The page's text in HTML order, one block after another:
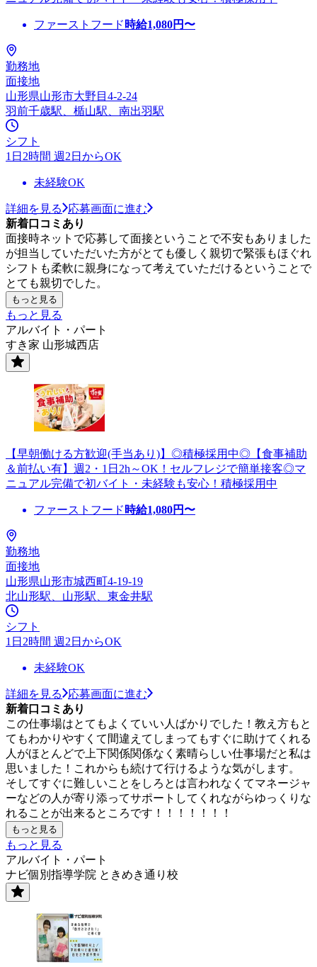
ファーストフード 時給1,080円〜
勤務地
面接地
山形県山形市大野目4-2-24
羽前千歳駅、楯山駅、南出羽駅
シフト
1日2時間 週2日からOK
未経験OK
詳細を見る
応募画面に進む
新着口コミあり
面接時ネットで応募して面接ということで不安もありました
が担当していただいた方がとても優しく親切で緊張もほぐれ
シフトも柔軟に親身になって考えていただけるということで
とても親切でした。
もっと見る
もっと見る
アルバイト・パート
すき家 山形城西店
【早朝働ける方歓迎(手当あり)】◎積極採用中◎【食事補助
＆前払い有】週2・1日2h～OK！セルフレジで簡単接客◎マ
ニュアル完備で初バイト・未経験も安心！積極採用中
ファーストフード 時給1,080円〜
勤務地
面接地
山形県山形市城西町4-19-19
北山形駅、山形駅、東金井駅
シフト
1日2時間 週2日からOK
未経験OK
詳細を見る
応募画面に進む
新着口コミあり
この仕事場はとてもよくていい人ばかりでした！教え方もと
てもわかりやすくて間違えてしまってもすぐに助けてくれる
人がほとんどで上下関係関係なく素晴らしい仕事場だと私は
思いました！これからも続けて行けるような気がします。
そしてすぐに難しいことをしろとは言われなくてマネージャ
ーなどの人が寄り添ってサポートしてくれながらゆっくりな
れることが出来るところです！！！！！！！
もっと見る
もっと見る
アルバイト・パート
ナビ個別指導学院 ときめき通り校